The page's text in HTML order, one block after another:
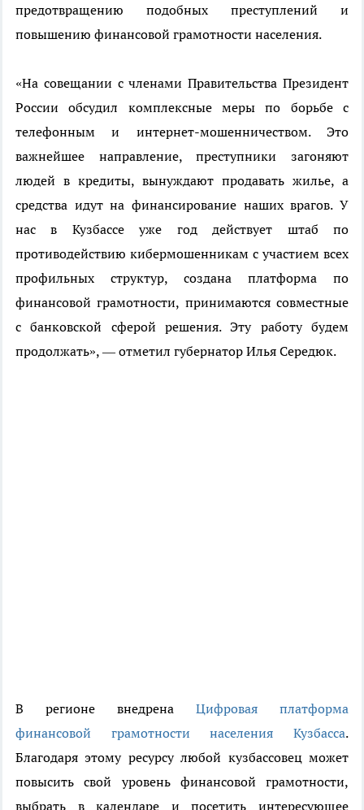
предотвращению подобных преступлений и
повышению финансовой грамотности населения.
«На совещании с членами Правительства Президент
России обсудил комплексные меры по борьбе с
телефонным и интернет-мошенничеством. Это
важнейшее направление, преступники загоняют
людей в кредиты, вынуждают продавать жилье, а
средства идут на финансирование наших врагов. У
нас в Кузбассе уже год действует штаб по
противодействию кибермошенникам с участием всех
профильных структур, создана платформа по
финансовой грамотности, принимаются совместные
с банковской сферой решения. Эту работу будем
продолжать», — отметил губернатор Илья Середюк.
В регионе внедрена Цифровая платформа
финансовой грамотности населения Кузбасса.
Благодаря этому ресурсу любой кузбассовец может
повысить свой уровень финансовой грамотности,
выбрать в календаре и посетить интересующее